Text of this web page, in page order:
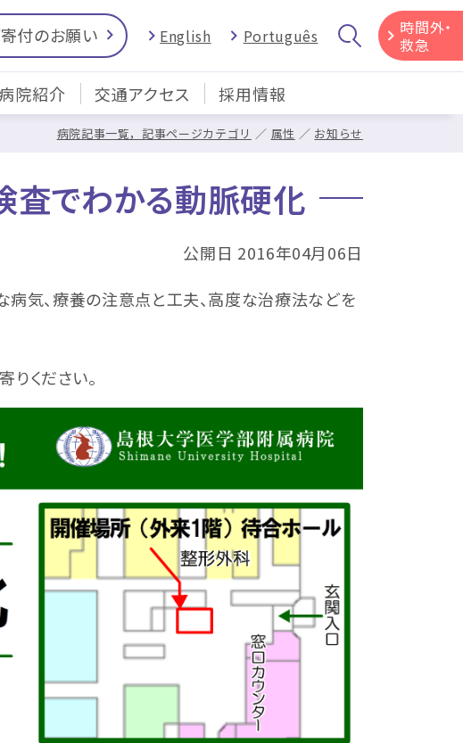
付のお願い English Português
時間外・
救急
院紹介 交通アクセス 採用情報
病院記事一覧，記事ページカテゴリ 属性 お知らせ
でわかる動脈硬化
公開日 2016年04月06日
気、療養の注意点と工夫、高度な治療法などを
ください。